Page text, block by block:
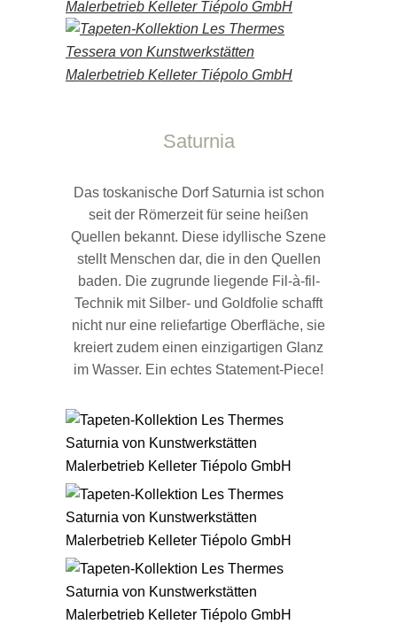
Saturnia
Das toskanische Dorf Saturnia ist schon
seit der Römerzeit für seine heißen
Quellen bekannt. Diese idyllische Szene
stellt Menschen dar, die in den Quellen
baden. Die zugrunde liegende Fil-à-fil-
Technik mit Silber- und Goldfolie schafft
nicht nur eine reliefartige Oberfläche, sie
kreiert zudem einen einzigartigen Glanz
im Wasser. Ein echtes Statement-Piece!